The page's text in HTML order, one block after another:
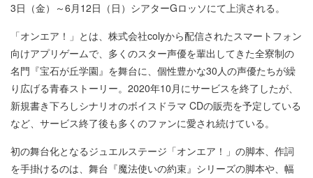
3日（金）～6月12日（日）シアターGロッソにて上演される。
「オンエア！」とは、株式会社colyから配信されたスマートフォン
向けアプリゲームで、多くのスター声優を輩出してきた全寮制の
名門『宝石が丘学園』を舞台に、個性豊かな30人の声優たちが繰
り広げる青春ストーリー。2020年10月にサービスを終了したが、
新規書き下ろしシナリオのボイスドラマ CDの販売を予定している
など、サービス終了後も多くのファンに愛され続けている。
初の舞台化となるジュエルステージ「オンエア！」の脚本、作詞
を手掛けるのは、舞台『魔法使いの約束』シリーズの脚本や、幅